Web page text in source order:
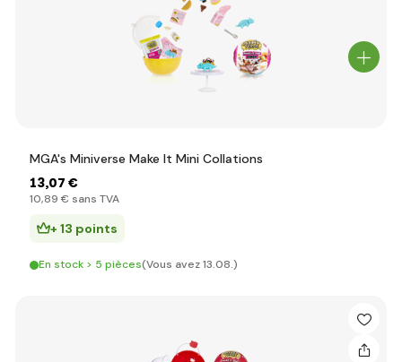
MGA's Miniverse Make It Mini Collations
13,07 €
10,89 € sans TVA
+ 13 points
En stock > 5 pièces(Vous avez 13.08.)